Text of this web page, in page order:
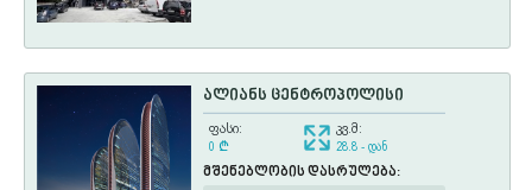
ალიანს ცენტროპოლისი
ფასი:
0 ¢
კვ.მ:
28.8 - დან
მშენებლობის დასრულება: